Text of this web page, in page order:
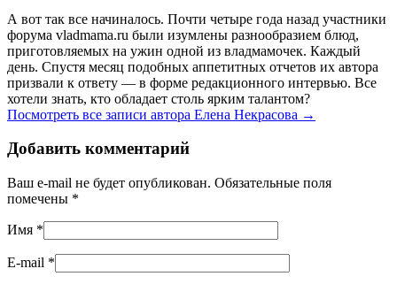
А вот так все начиналось. Почти четыре года назад участники
форума vladmama.ru были изумлены разнообразием блюд,
приготовляемых на ужин одной из владмамочек. Каждый
день. Спустя месяц подобных аппетитных отчетов их автора
призвали к ответу — в форме редакционного интервью. Все
хотели знать, кто обладает столь ярким талантом?
Посмотреть все записи автора Елена Некрасова →
Добавить комментарий
Ваш e-mail не будет опубликован. Обязательные поля
помечены *
Имя *
E-mail *